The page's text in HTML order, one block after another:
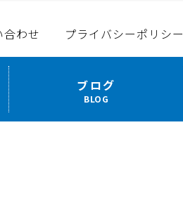
合わせ プライバシーポリシー
ブログ
BLOG